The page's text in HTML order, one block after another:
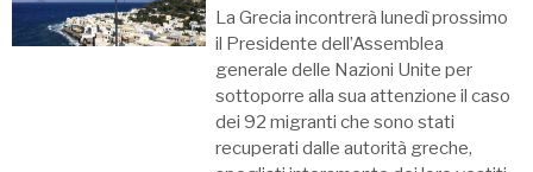
La Grecia incontrerà lunedì prossimo
il Presidente dell’Assemblea
generale delle Nazioni Unite per
sottoporre alla sua attenzione il caso
dei 92 migranti che sono stati
recuperati dalle autorità greche,